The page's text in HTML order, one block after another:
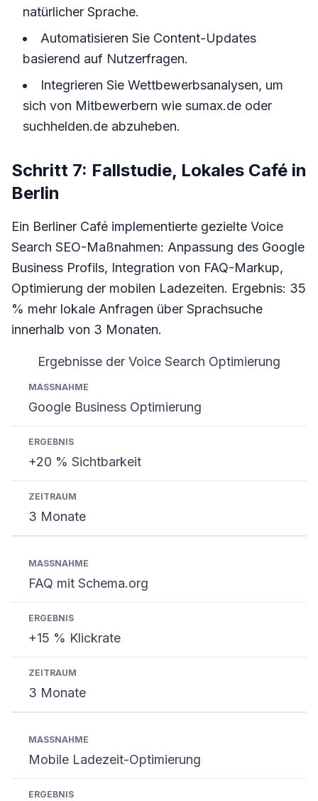
natürlicher Sprache.
Automatisieren Sie Content-Updates
basierend auf Nutzerfragen.
Integrieren Sie Wettbewerbsanalysen, um
sich von Mitbewerbern wie sumax.de oder
suchhelden.de abzuheben.
Schritt 7: Fallstudie, Lokales Café in
Berlin
Ein Berliner Café implementierte gezielte Voice
Search SEO-Maßnahmen: Anpassung des Google
Business Profils, Integration von FAQ-Markup,
Optimierung der mobilen Ladezeiten. Ergebnis: 35
% mehr lokale Anfragen über Sprachsuche
innerhalb von 3 Monaten.
Ergebnisse der Voice Search Optimierung
MaßnahmeErgebnis
Google Business Optimierung
+20 % Sichtbarkeit
3 Monate
FAQ mit Schema.org
+15 % Klickrate
3 Monate
Mobile Ladezeit-Optimierung